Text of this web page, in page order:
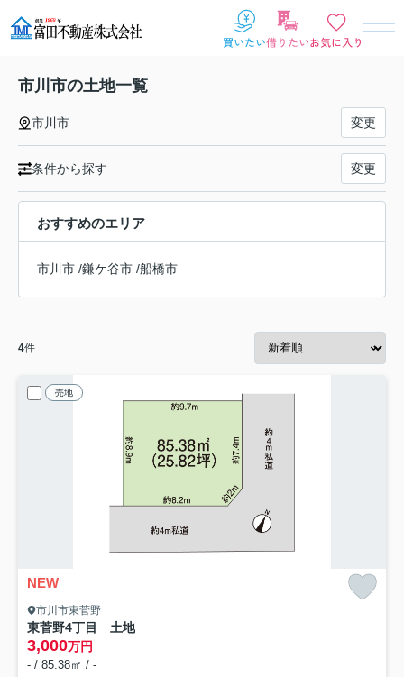
市川市の土地一覧
市川市 変更
条件から探す 変更
おすすめのエリア
市川市 /鎌ケ谷市 /船橋市
4件
売地
NEW
市川市東菅野
東菅野4丁目 土地
3,000万円
- / 85.38㎡ / -